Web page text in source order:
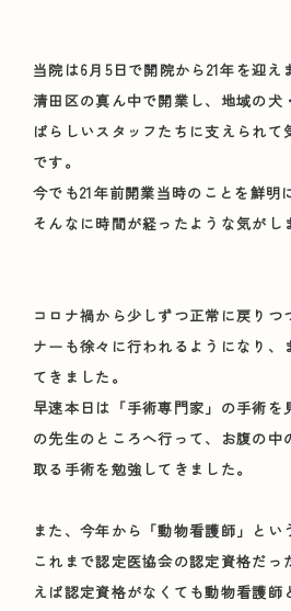
当院は6月5日で開院から21年を迎え
清田区の真ん中で開業し、地域の犬
ばらしいスタッフたちに支えられて
です。
今でも21年前開業当時のことを鮮明
そんなに時間が経ったような気がし
コロナ禍から少しずつ正常に戻りつ
ナーも徐々に行われるようになり、
てきました。
早速本日は「手術専門家」の手術を
の先生のところへ行って、お腹の中
取る手術を勉強してきました。
また、今年から「動物看護師」とい
これまで認定医協会の認定資格だ
えば認定資格がなくても動物看護師